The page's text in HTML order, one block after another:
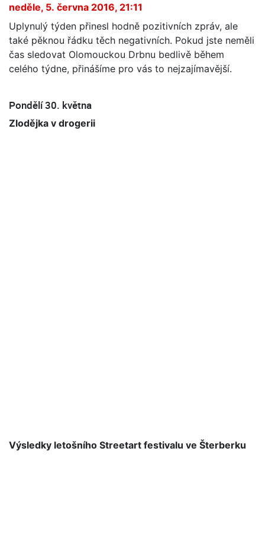
neděle, 5. června 2016, 21:11
Uplynulý týden přinesl hodně pozitivních zpráv, ale
také pěknou řádku těch negativních. Pokud jste neměli
čas sledovat Olomouckou Drbnu bedlivě během
celého týdne, přinášíme pro vás to nejzajímavější.
Pondělí 30. května
Zlodějka v drogerii
Výsledky letošního Streetart festivalu ve Šterberku